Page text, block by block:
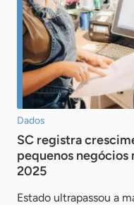
Dados
SC registra
pequenos
2025
Estado ultrapassou a